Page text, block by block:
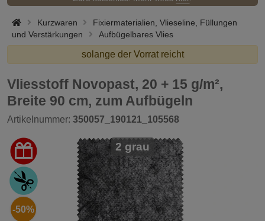
Kurzwaren
Fixiermaterialien, Vlieseline, Füllungen
und Verstärkungen
Aufbügelbares Vlies
solange der Vorrat reicht
Vliesstoff Novopast, 20 + 15 g/m²,
Breite 90 cm, zum Aufbügeln
Artikelnummer: 350057_190121_105568
-50%
2 grau